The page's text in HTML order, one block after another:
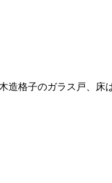
格子のガラス戸、床